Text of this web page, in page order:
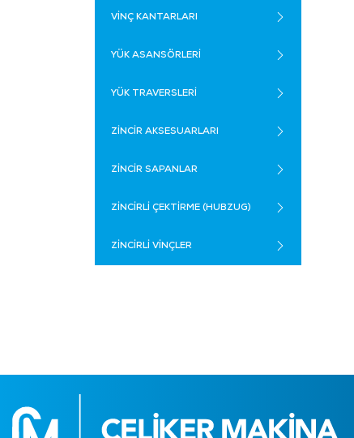
VİNÇ KANTARLARI
YÜK ASANSÖRLERİ
YÜK TRAVERSLERİ
ZİNCİR AKSESUARLARI
ZİNCİR SAPANLAR
ZİNCİRLİ ÇEKTİRME (HUBZUG)
ZİNCİRLİ VİNÇLER